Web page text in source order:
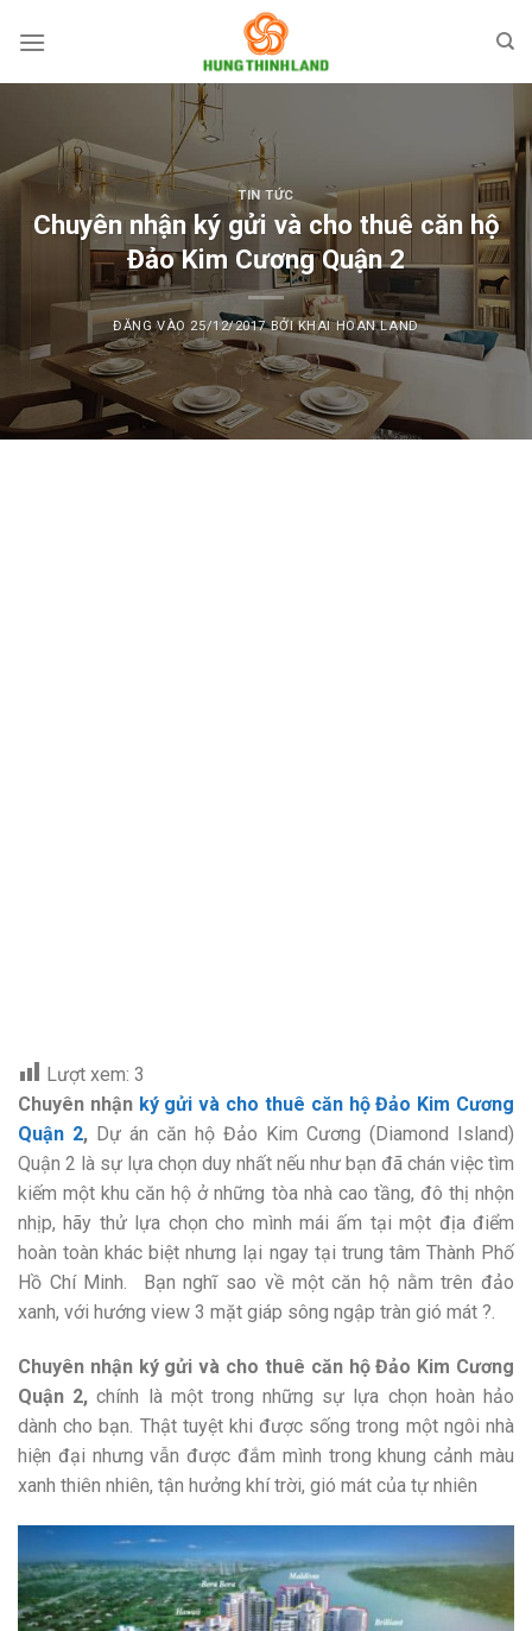
qua
TIN TỨC
Chuyên nhận ký gửi và cho thuê căn hộ
Đảo Kim Cương Quận 2
ĐĂNG VÀO 25/12/2017 BỞIKHAI HOAN LAND
Lượt xem: 3
Chuyên nhận ký gửi và cho thuê căn hộ Đảo Kim Cương
Quận 2, Dự án căn hộ Đảo Kim Cương (Diamond Island)
Quận 2 là sự lựa chọn duy nhất nếu như bạn đã chán việc tìm
kiếm một khu căn hộ ở những tòa nhà cao tầng, đô thị nhộn
nhịp, hãy thử lựa chọn cho mình mái ấm tại một địa điểm
hoàn toàn khác biệt nhưng lại ngay tại trung tâm Thành Phố
Hồ Chí Minh. Bạn nghĩ sao về một căn hộ nằm trên đảo
xanh, với hướng view 3 mặt giáp sông ngập tràn gió mát ?.
Chuyên nhận ký gửi và cho thuê căn hộ Đảo Kim Cương
Quận 2, chính là một trong những sự lựa chọn hoàn hảo
dành cho bạn. Thật tuyệt khi được sống trong một ngôi nhà
hiện đại nhưng vẫn được đắm mình trong khung cảnh màu
xanh thiên nhiên, tận hưởng khí trời, gió mát của tự nhiên